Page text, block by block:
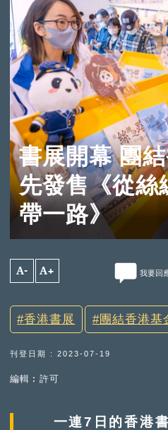
書展開幕 團
先發售《從絲
帶一路》
A- A+ 我要回
香港書展 團結香港基
刊登日期 : 2023-07-19
編輯︰許可
一連7日的香港書